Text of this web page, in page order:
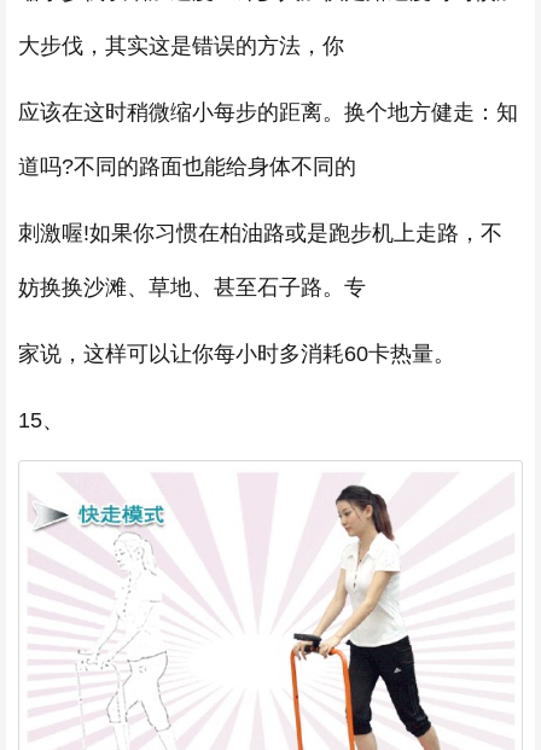
大步伐，其实这是错误的方法，你
应该在这时稍微缩小每步的距离。换个地方健走：知
道吗?不同的路面也能给身体不同的
刺激喔!如果你习惯在柏油路或是跑步机上走路，不
妨换换沙滩、草地、甚至石子路。专
家说，这样可以让你每小时多消耗60卡热量。
15、